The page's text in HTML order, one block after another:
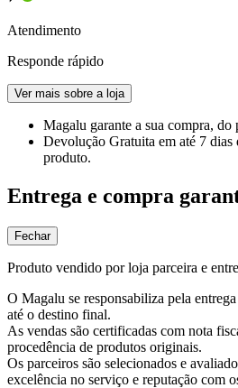
Atendimento
Responde rápido
Ver mais sobre a loja
Magalu garante a sua compra, do
Devolução Gratuita em até 7 dias
produto.
Entrega e compra
Fechar
Produto vendido por loja parceira e
O Magalu se responsabiliza pela
até o destino final.
As vendas são certificadas com nota
procedência de produtos originais.
Os parceiros são selecionados e
excelência no serviço e reputação com